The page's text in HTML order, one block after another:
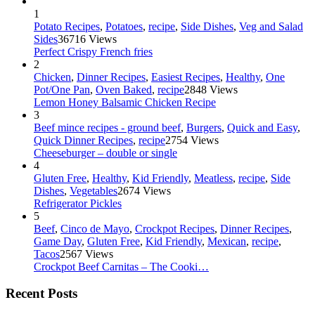
1
Potato Recipes, Potatoes, recipe, Side Dishes, Veg and Salad
Sides36716 Views
Perfect Crispy French fries
2
Chicken, Dinner Recipes, Easiest Recipes, Healthy, One
Pot/One Pan, Oven Baked, recipe2848 Views
Lemon Honey Balsamic Chicken Recipe
3
Beef mince recipes - ground beef, Burgers, Quick and Easy,
Quick Dinner Recipes, recipe2754 Views
Cheeseburger – double or single
4
Gluten Free, Healthy, Kid Friendly, Meatless, recipe, Side
Dishes, Vegetables2674 Views
Refrigerator Pickles
5
Beef, Cinco de Mayo, Crockpot Recipes, Dinner Recipes,
Game Day, Gluten Free, Kid Friendly, Mexican, recipe,
Tacos2567 Views
Crockpot Beef Carnitas – The Cooki…
Recent Posts